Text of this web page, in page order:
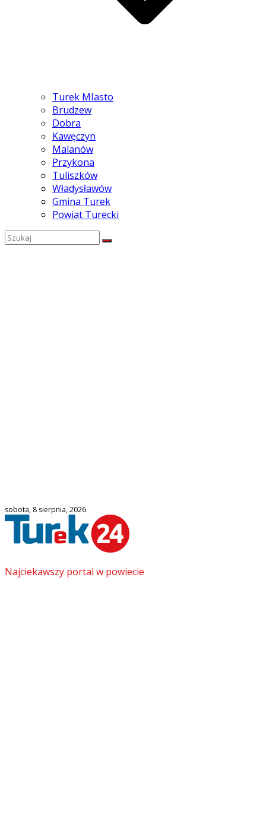
Turek MIasto
Brudzew
Dobra
Kawęczyn
Malanów
Przykona
Tuliszków
Władysławów
Gmina Turek
Powiat Turecki
sobota, 8 sierpnia, 2026
Najciekawszy portal w powiecie